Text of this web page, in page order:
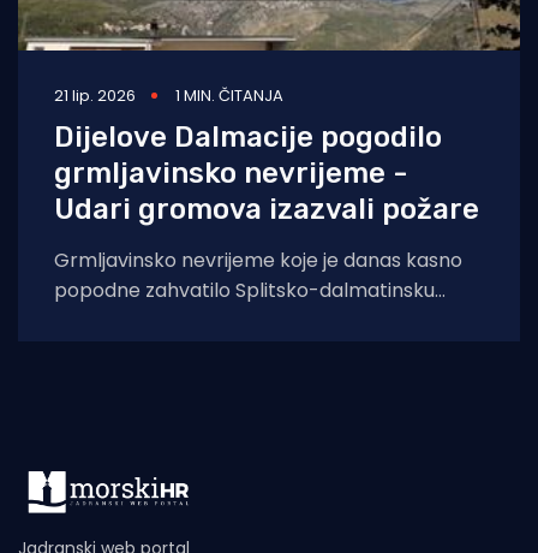
21 lip. 2026 1 MIN. ČITANJA
Dijelove Dalmacije pogodilo
grmljavinsko nevrijeme -
Udari gromova izazvali požare
Grmljavinsko nevrijeme koje je danas kasno
popodne zahvatilo Splitsko-dalmatinsku